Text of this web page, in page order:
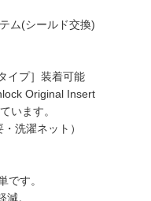
ム(シールド交換)
イプ］装着可能
Original Insert
います。
洗濯ネット）
です。
。